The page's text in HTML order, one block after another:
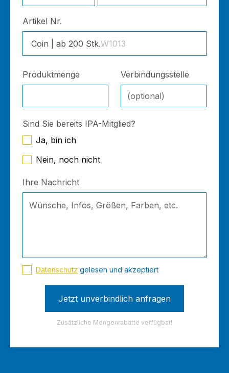
Artikel Nr.
Coin | ab 200 Stk.W1013
Produktmenge Verbindungsstelle
Sind Sie bereits IPA-Mitglied?
Ja, bin ich
Nein, noch nicht
Ihre Nachricht
Datenschutz gelesen und akzeptiert
Zusätzliche Mengenrabatte verfügbar!